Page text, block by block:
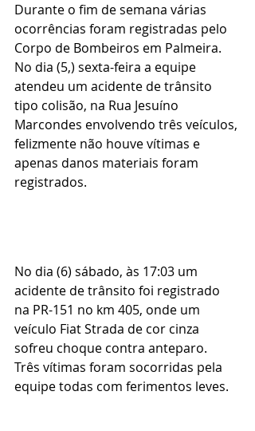
Durante o fim de semana várias
ocorrências foram registradas pelo
Corpo de Bombeiros em Palmeira.
No dia (5,) sexta-feira a equipe
atendeu um acidente de trânsito
tipo colisão, na Rua Jesuíno
Marcondes envolvendo três veículos,
felizmente não houve vítimas e
apenas danos materiais foram
registrados.
No dia (6) sábado, às 17:03 um
acidente de trânsito foi registrado
na PR-151 no km 405, onde um
veículo Fiat Strada de cor cinza
sofreu choque contra anteparo.
Três vítimas foram socorridas pela
equipe todas com ferimentos leves.